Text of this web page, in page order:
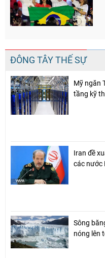
ĐÔNG TÂY THẾ SỰ
Mỹ ngăn
tầng kỹ
Iran đề
các nước
Sông
nóng lên